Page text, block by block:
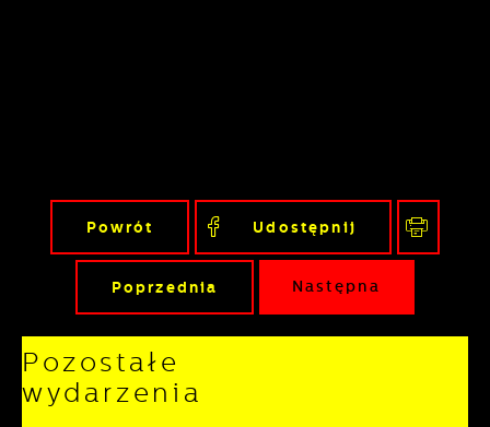
Powrót Udostępnij
Poprzednia Następna
Pozostałe
wydarzenia